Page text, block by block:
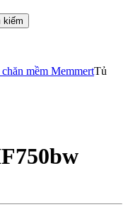
kiếm
mềm MemmertTủ